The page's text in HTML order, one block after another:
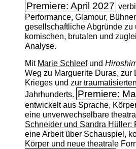
Premiere: April 2027
Performance, Glamour,
gesellschaftliche Abgründe zu
komischen, brutalen und
Analyse.
Mit Marie Schleefund
Weg zu Marguerite Duras, zur
Krieges und zur
Jahrhunderts. Premiere:
entwickelt aus Sprache,
eine unverwechselbare
Schneider und Sandra Hüller:
eine Arbeit über Schauspiel,
Körper und neue theatrale